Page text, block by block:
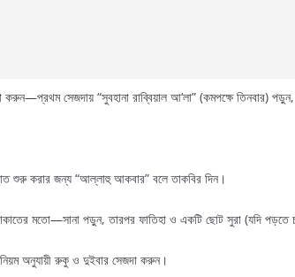
করুন—প্রথম সেজদায় “সুবহানা রাব্বিয়াল আ‘লা” (কমপক্ষে তিনবার)
শুরু করার জন্য “আল্লাহু আকবার” বলে তাকবির দিন।
মতো—সানা পড়ুন, তারপর ফাতিহা ও একটি ছোট সুরা (যদি পড়তে
অনুযায়ী রুকু ও দুইবার সেজদা করুন।